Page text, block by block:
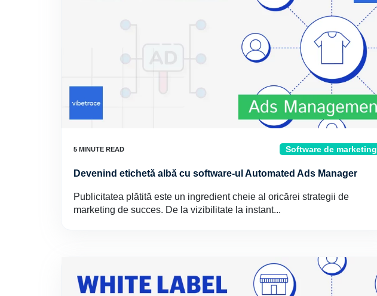
Software de marketing
Devenind etichetă albă cu software-ul Automated Ads Manager
Publicitatea plătită este un ingredient cheie al oricărei strategii de
marketing de succes. De la vizibilitate la instant...